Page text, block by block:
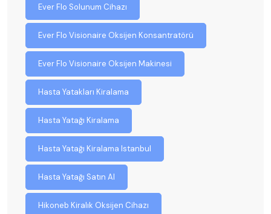
Ever Flo Solunum Cihazı
Ever Flo Visionaire Oksijen Konsantratörü
Ever Flo Visionaire Oksijen Makinesi
Hasta Yatakları Kiralama
Hasta Yatağı Kiralama
Hasta Yatağı Kiralama Istanbul
Hasta Yatağı Satın Al
Hikoneb Kiralık Oksijen Cihazı